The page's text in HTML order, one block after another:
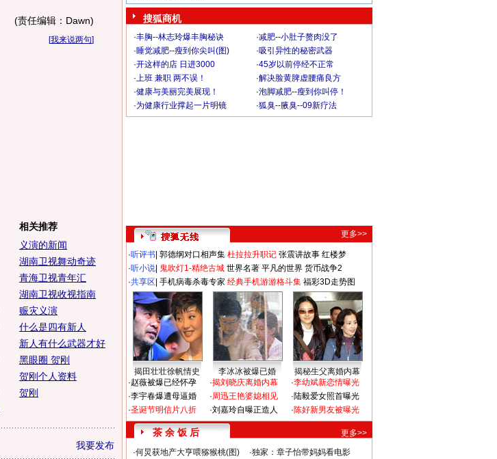
(责任编辑：Dawn)
[我来说两句]
相关推荐
义演的新闻
湖南卫视舞动奇迹
青海卫视青年汇
湖南卫视收视指南
赈灾义演
什么是四有新人
新人有什么武器才好
黑眼圈 贺刚
贺刚个人资料
贺刚
我要发布
搜狐商机
·丰胸--林志玲爆丰胸秘诀 ·减肥--小肚子赘肉没了
·睡觉减肥--瘦到你尖叫(图) ·吸引异性的秘密武器
·开这样的店 日进3000 ·45岁以前停经不正常
·上班 兼职 两不误！ ·解决脸黄脾虚腰痛良方
·健康与美丽完美展现！ ·泡脚减肥--瘦到你叫停！
·为健康行业撑起一片明镜 ·狐臭--腋臭--09新疗法
更多>>
·听评书 郭德纲对口相声集 杜拉拉升职记 张震讲故事 红楼梦
·听小说 鬼吹灯1-精绝古城 世界名著 平凡的世界 货币战争2
·共享区 手机病毒杀毒专家 经典手机游游格斗集 福彩3D走势图
揭田壮壮徐帆情史 李冰冰被爆已婚
揭秘生父离婚内幕
·赵薇被爆已经怀孕
·李宇春爆遭母逼婚
·圣诞节明信片八折
·揭刘晓庆离婚内幕
·周迅王艳婆媳相见
·刘嘉玲自曝正造人
·李幼斌新恋情曝光
·陆毅爱女照首曝光
·陈好新男友被曝光
茶 余 饭 后
更多>>
·何炅获地产大亨喂猕猴桃(图) ·独家：章子怡带妈妈看电影